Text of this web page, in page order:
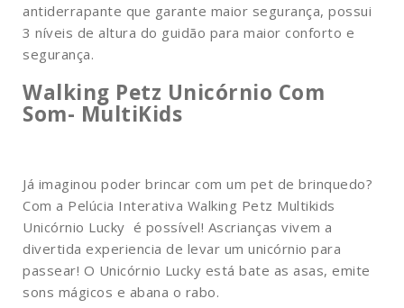
antiderrapante que garante maior segurança, possui
3 níveis de altura do guidão para maior conforto e
segurança.
Walking Petz Unicórnio Com
Som- MultiKids
Já imaginou poder brincar com um pet de brinquedo?
Com a Pelúcia Interativa Walking Petz Multikids
Unicórnio Lucky é possível! Ascrianças vivem a
divertida experiencia de levar um unicórnio para
passear! O Unicórnio Lucky está bate as asas, emite
sons mágicos e abana o rabo.